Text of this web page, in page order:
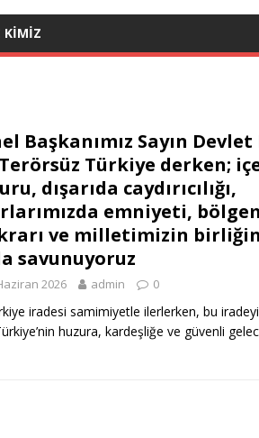
KİMİZ
Başkanımız Sayın Devlet
Türkiye derken;
dışarıda caydırıcılığı,
emniyeti,
ve milletimizin
savunuyoruz
2026 admin 0
iradesi samimiyetle ilerlerken, bu
huzura, kardeşliğe ve güvenli